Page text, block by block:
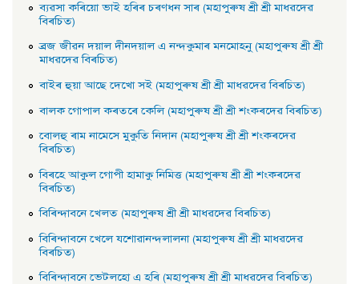
ব্যৱসা কৰিয়াে ভাই হৰিৰ চৰণধন সাৰ (মহাপুৰুষ শ্ৰী শ্ৰী মাধৱদেৱ
বিৰচিত)
ব্রজ জীৱন দয়াল দীনদয়াল এ নন্দকুমাৰ মনমােহনু (মহাপুৰুষ শ্ৰী শ্ৰী
মাধৱদেৱ বিৰচিত)
বাইৰ হুয়া আছে দেখাে সই (মহাপুৰুষ শ্ৰী শ্ৰী মাধৱদেৱ বিৰচিত)
বালক গােপাল কৰতৰে কেলি (মহাপুৰুষ শ্ৰী শ্ৰী শংকৰদেৱ বিৰচিত)
বােলহু ৰাম নামেসে মুকুতি নিদান (মহাপুৰুষ শ্ৰী শ্ৰী শংকৰদেৱ
বিৰচিত)
বিৰহে আকুল গােপী হামাকু নিমিত্ত (মহাপুৰুষ শ্ৰী শ্ৰী শংকৰদেৱ
বিৰচিত)
বিৰিন্দাবনে খেলত (মহাপুৰুষ শ্ৰী শ্ৰী মাধৱদেৱ বিৰচিত)
বিৰিন্দাবনে খেলে যশােৱানন্দলালনা (মহাপুৰুষ শ্ৰী শ্ৰী মাধৱদেৱ
বিৰচিত)
বিৰিন্দাবনে ভেটলহাে এ হৰি (মহাপুৰুষ শ্ৰী শ্ৰী মাধৱদেৱ বিৰচিত)